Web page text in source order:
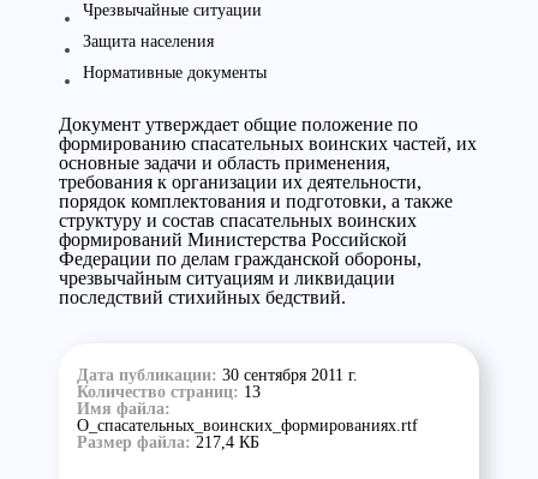
Чрезвычайные ситуации
Защита населения
Нормативные документы
Документ утверждает общие положение по
формированию спасательных воинских частей, их
основные задачи и область применения,
требования к организации их деятельности,
порядок комплектования и подготовки, а также
структуру и состав спасательных воинских
формирований Министерства Российской
Федерации по делам гражданской обороны,
чрезвычайным ситуациям и ликвидации
последствий стихийных бедствий.
Дата публикации: 30 сентября 2011 г.
Количество страниц: 13
Имя файла:
О_спасательных_воинских_формированиях.rtf
Размер файла: 217,4 КБ